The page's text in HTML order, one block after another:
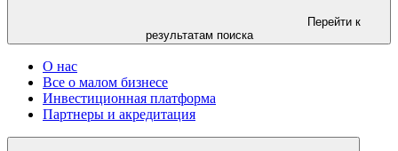
Перейти к
результатам поиска
О нас
Все о малом бизнесе
Инвестиционная платформа
Партнеры и акредитация